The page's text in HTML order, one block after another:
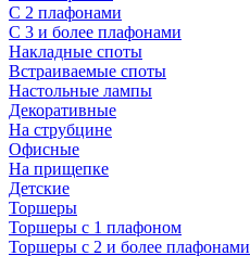
С 2 плафонами
С 3 и более плафонами
Накладные споты
Встраиваемые споты
Настольные лампы
Декоративные
На струбцине
Офисные
На прищепке
Детские
Торшеры
Торшеры с 1 плафоном
Торшеры с 2 и более плафонами